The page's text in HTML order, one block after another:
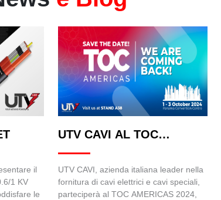
il
1 KV
le
UTV CAVI AL TOC
AMERICAS 2024
UTV CAVI, azienda italiana leader nella
fornitura di cavi elettrici e cavi speciali,
parteciperà al TOC AMERICAS 2024,